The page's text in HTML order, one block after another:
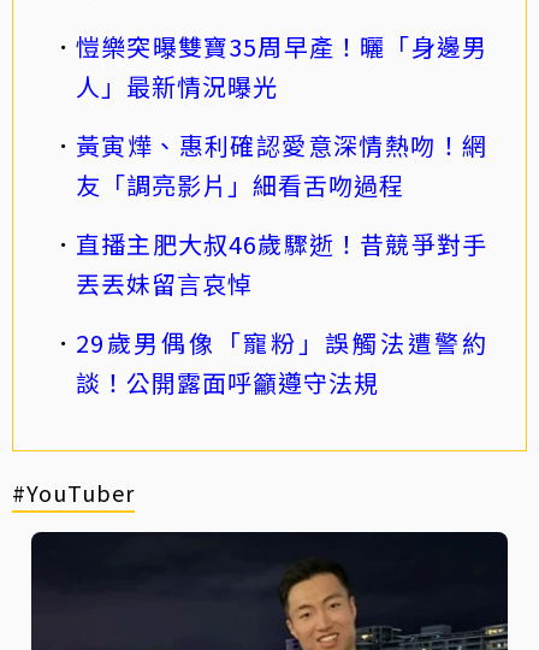
愷樂突曝雙寶35周早產！曬「身邊男
人」最新情況曝光
黃寅燁、惠利確認愛意深情熱吻！網
友「調亮影片」細看舌吻過程
直播主肥大叔46歲驟逝！昔競爭對手
丟丟妹留言哀悼
29歲男偶像「寵粉」誤觸法遭警約
談！公開露面呼籲遵守法規
#YouTuber